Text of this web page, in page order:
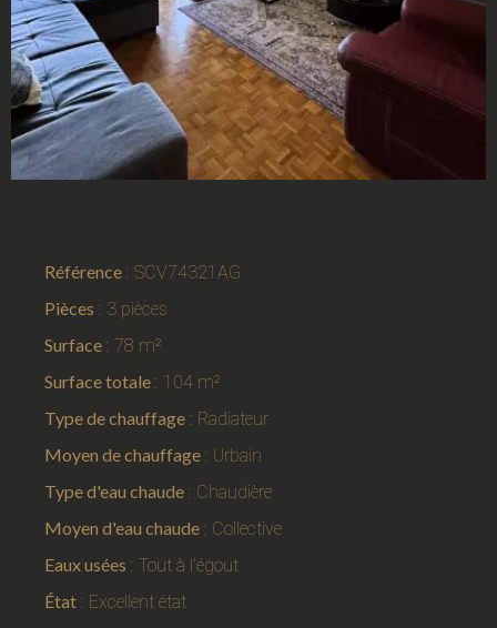
Référence SCV74321AG
Pièces
3 pièces
Surface
78 m²
Surface totale
104 m²
Type de chauffage
Radiateur
Moyen de chauffage
Urbain
Type d'eau chaude
Chaudière
Moyen d'eau chaude
Collective
Eaux usées
Tout à l'égout
État
Excellent état